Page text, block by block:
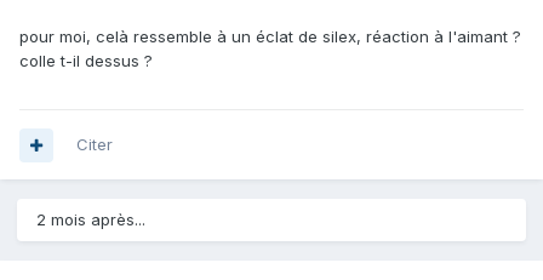
pour moi, celà ressemble à un éclat de silex, réaction à l'aimant ?
colle t-il dessus ?
Citer
2 mois après...